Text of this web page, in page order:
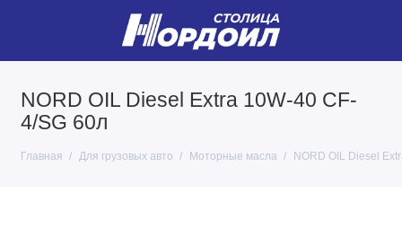
NORD OIL Diesel Extra 10W-40 CF-
4/SG 60л
Главная Для грузовых авто Моторные масла NORD OIL Diesel